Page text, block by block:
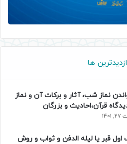
ها
نماز شب، آثار و برکات آن و نماز
قرآن،احادیث و بزرگان
قبر یا لیله الدفن و ثواب و روش